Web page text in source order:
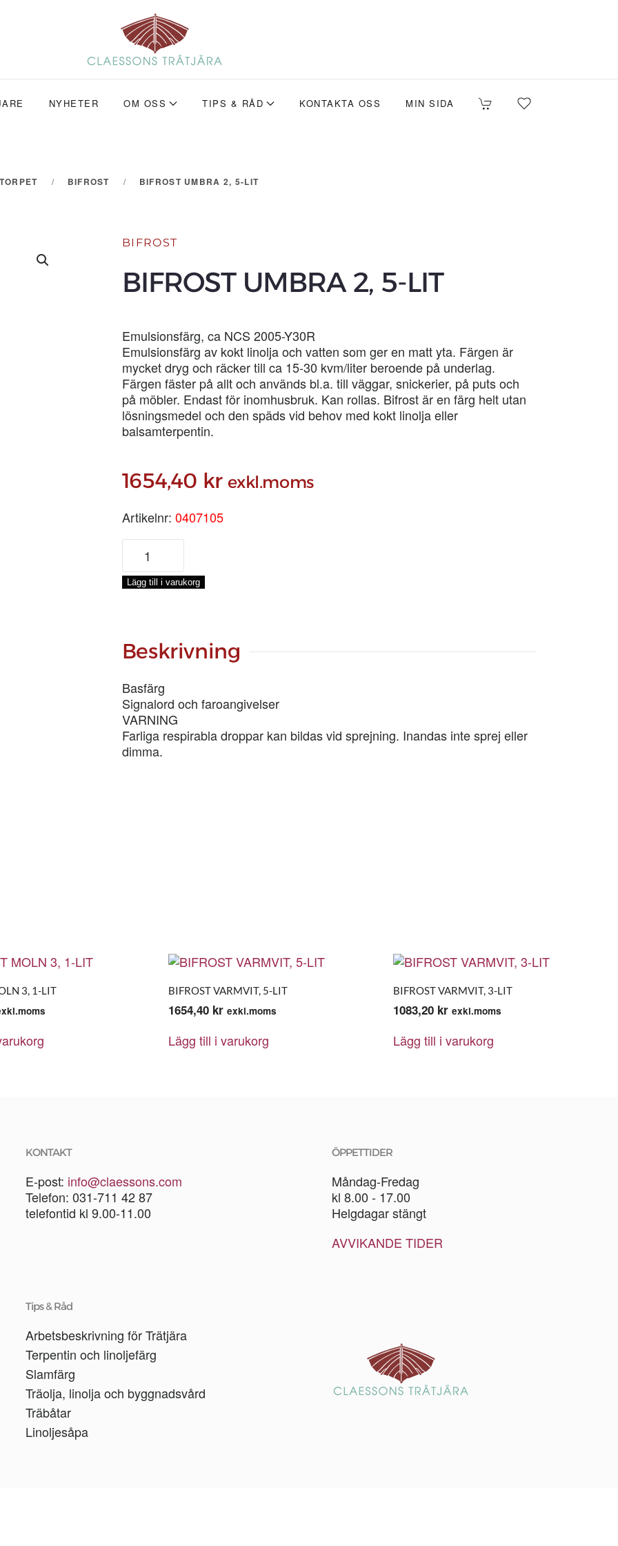
NYHETER OM OSS TIPS & RÅD KONTAKTA OSS MIN SIDA
BIFROST BIFROST UMBRA 2, 5-LIT
BIFROST
BIFROST UMBRA 2, 5-LIT
Emulsionsfärg, ca NCS 2005-Y30R
Emulsionsfärg av kokt linolja och vatten som ger en matt yta. Färgen är
mycket dryg och räcker till ca 15-30 kvm/liter beroende på underlag.
Färgen fäster på allt och används bl.a. till väggar, snickerier, på puts och
på möbler. Endast för inomhusbruk. Kan rollas. Bifrost är en färg helt utan
lösningsmedel och den späds vid behov med kokt linolja eller
balsamterpentin.
1654,40 kr exkl.moms
Artikelnr: 0407105
BIFROST
UMBRA
2,
5-
Lägg till i varukorg
Beskrivning
Basfärg
Signalord och faroangivelser
VARNING
Farliga respirabla droppar kan bildas vid sprejning. Inandas inte sprej eller
dimma.
3, 1-LIT BIFROST VARMVIT, 5-LIT
1654,40 kr exkl.moms
Lägg till i varukorg
BIFROST VARMVIT, 3-LIT
1083,20 kr exkl.moms
Lägg till i varukorg
KONTAKT
E-post: info@claessons.com
Telefon: 031-711 42 87
telefontid kl 9.00-11.00
ÖPPETTIDER
Måndag-Fredag
kl 8.00 - 17.00
Helgdagar stängt
AVVIKANDE TIDER
Tips & Råd
Arbetsbeskrivning för Trätjära
Terpentin och linoljefärg
Slamfärg
Träolja, linolja och byggnadsvård
Träbåtar
Linoljesåpa